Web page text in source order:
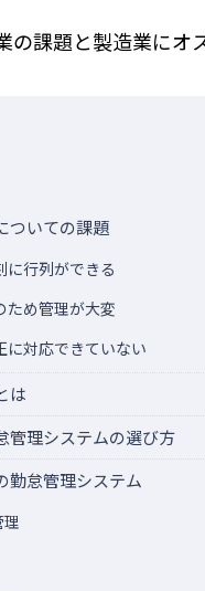
の課題と製造業にオ
ついての課題
に行列ができる
ため管理が大変
に対応できていない
は
管理システムの選び方
勤怠管理システム
理